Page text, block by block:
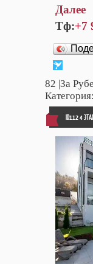
Далее
Тф:+7
82 |За
Категория:
ID112 4